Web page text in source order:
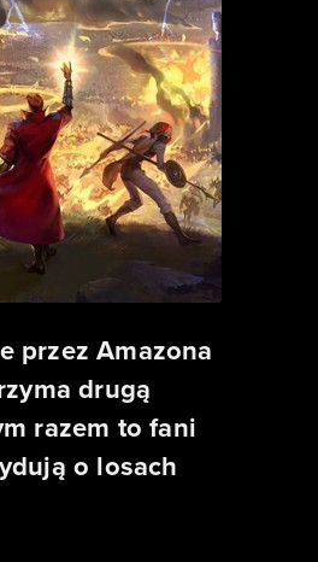
przez Amazona
drugą
razem to fani
o losach